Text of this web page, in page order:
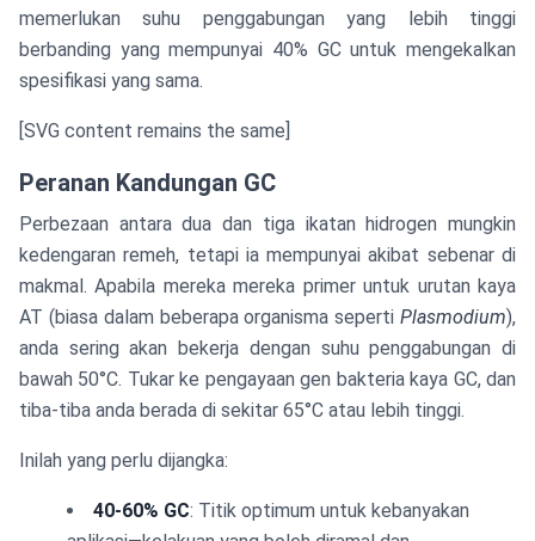
memerlukan suhu penggabungan yang lebih tinggi
berbanding yang mempunyai 40% GC untuk mengekalkan
spesifikasi yang sama.
[SVG content remains the same]
Peranan Kandungan GC
Perbezaan antara dua dan tiga ikatan hidrogen mungkin
kedengaran remeh, tetapi ia mempunyai akibat sebenar di
makmal. Apabila mereka mereka primer untuk urutan kaya
AT (biasa dalam beberapa organisma seperti Plasmodium),
anda sering akan bekerja dengan suhu penggabungan di
bawah 50°C. Tukar ke pengayaan gen bakteria kaya GC, dan
tiba-tiba anda berada di sekitar 65°C atau lebih tinggi.
Inilah yang perlu dijangka:
40-60% GC: Titik optimum untuk kebanyakan